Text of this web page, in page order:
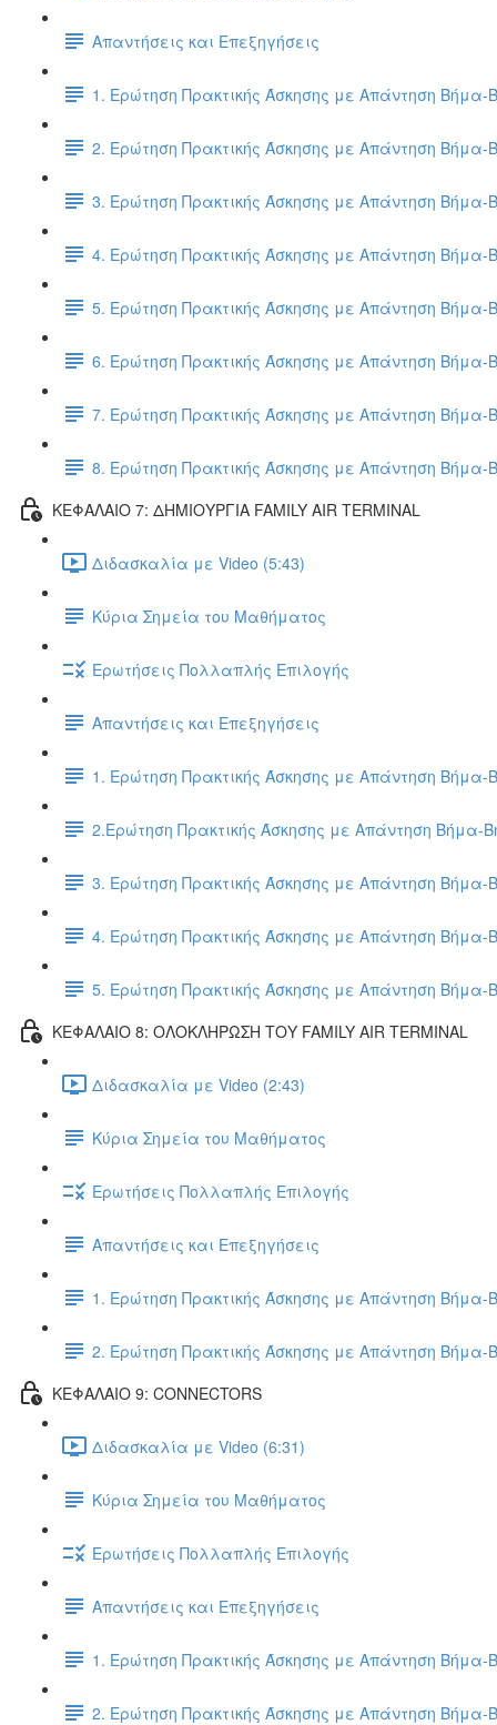
Απαντήσεις και Επεξηγήσεις
1. Ερώτηση Πρακτικής Άσκησης με Απάντηση Βήμα-
2. Ερώτηση Πρακτικής Άσκησης με Απάντηση Βήμα-
3. Ερώτηση Πρακτικής Άσκησης με Απάντηση Βήμα-
4. Ερώτηση Πρακτικής Άσκησης με Απάντηση Βήμα-
5. Ερώτηση Πρακτικής Άσκησης με Απάντηση Βήμα-
6. Ερώτηση Πρακτικής Άσκησης με Απάντηση Βήμα-
7. Ερώτηση Πρακτικής Άσκησης με Απάντηση Βήμα-
8. Ερώτηση Πρακτικής Άσκησης με Απάντηση Βήμα-
ΚΕΦΑΛΑΙΟ 7: ΔΗΜΙΟΥΡΓΙΑ FAMILY AIR TERMINAL
Διδασκαλία με Video (5:43)
Κύρια Σημεία του Μαθήματος
Ερωτήσεις Πολλαπλής Επιλογής
Απαντήσεις και Επεξηγήσεις
1. Ερώτηση Πρακτικής Άσκησης με Απάντηση Βήμα-
2.Ερώτηση Πρακτικής Άσκησης με Απάντηση Βήμα-
3. Ερώτηση Πρακτικής Άσκησης με Απάντηση Βήμα-
4. Ερώτηση Πρακτικής Άσκησης με Απάντηση Βήμα-
5. Ερώτηση Πρακτικής Άσκησης με Απάντηση Βήμα-
ΚΕΦΑΛΑΙΟ 8: ΟΛΟΚΛΗΡΩΣΗ ΤΟΥ FAMILY AIR TERMINAL
Διδασκαλία με Video (2:43)
Κύρια Σημεία του Μαθήματος
Ερωτήσεις Πολλαπλής Επιλογής
Απαντήσεις και Επεξηγήσεις
1. Ερώτηση Πρακτικής Άσκησης με Απάντηση Βήμα-
2. Ερώτηση Πρακτικής Άσκησης με Απάντηση Βήμα-
ΚΕΦΑΛΑΙΟ 9: CONNECTORS
Διδασκαλία με Video (6:31)
Κύρια Σημεία του Μαθήματος
Ερωτήσεις Πολλαπλής Επιλογής
Απαντήσεις και Επεξηγήσεις
1. Ερώτηση Πρακτικής Άσκησης με Απάντηση Βήμα-
2. Ερώτηση Πρακτικής Άσκησης με Απάντηση Βήμα-